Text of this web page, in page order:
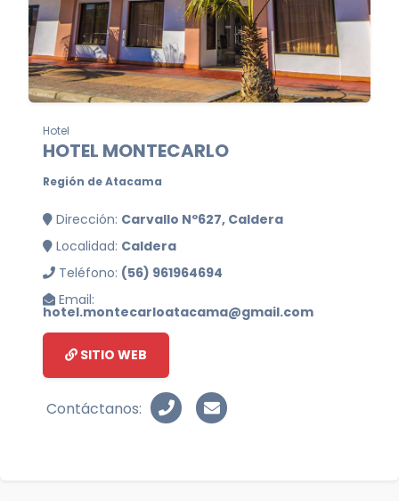
Hotel
HOTEL MONTECARLO
Región de Atacama
Dirección: Carvallo Nº627, Caldera
Localidad: Caldera
Teléfono: (56) 961964694
Email:
hotel.montecarloatacama@gmail.com
SITIO WEB
Contáctanos: